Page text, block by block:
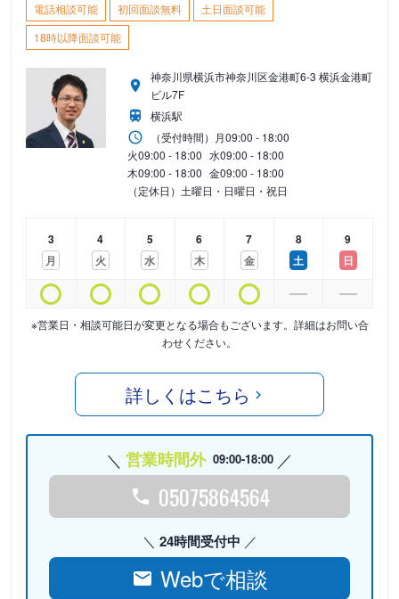
電話相談可能 初回面談無料
土日面談可能
18時以降面談可能
神奈川県横浜市神奈川区金港町6-3 横浜金港町
ビル7F
横浜駅
（受付時間） 月09:00 - 18:00
火09:00 - 18:00 水09:00 - 18:00
木09:00 - 18:00 金09:00 - 18:00
（定休日）土曜日・日曜日・祝日
3
月
4
火
5
水
6
木
7
金
8
土
9
日
※営業日・相談可能日が変更となる場合もございます。詳細はお問い合
わせください。
詳しくはこちら
営業時間外 09:00-18:00
05075864564
24時間受付中
Webで相談